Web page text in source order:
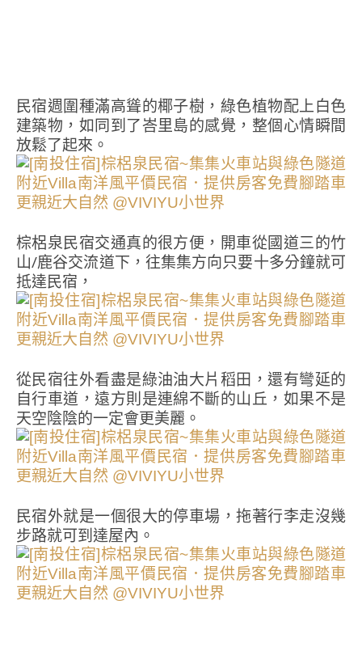
民宿週圍種滿高聳的椰子樹，綠色植物配上白色
建築物，如同到了峇里島的感覺，整個心情瞬間
放鬆了起來。
棕梠泉民宿交通真的很方便，開車從國道三的竹
山/鹿谷交流道下，往集集方向只要十多分鐘就可
抵達民宿，
從民宿往外看盡是綠油油大片稻田，還有彎延的
自行車道，遠方則是連綿不斷的山丘，如果不是
天空陰陰的一定會更美麗。
民宿外就是一個很大的停車場，拖著行李走沒幾
步路就可到達屋內。